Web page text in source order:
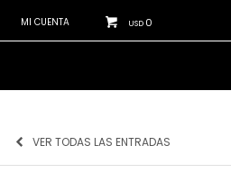
USD 0
VER TODAS LAS ENTRADAS